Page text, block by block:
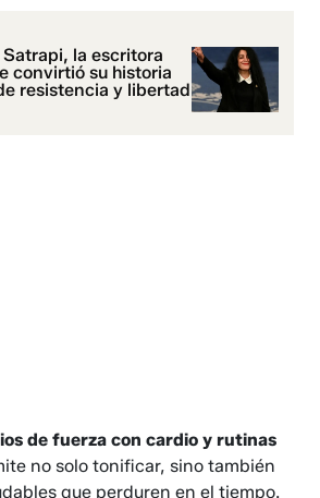
la escritora
convirtió su historia
resistencia y libertad
de fuerza con cardio y rutinas
no solo tonificar, sino también
que perduren en el tiempo.